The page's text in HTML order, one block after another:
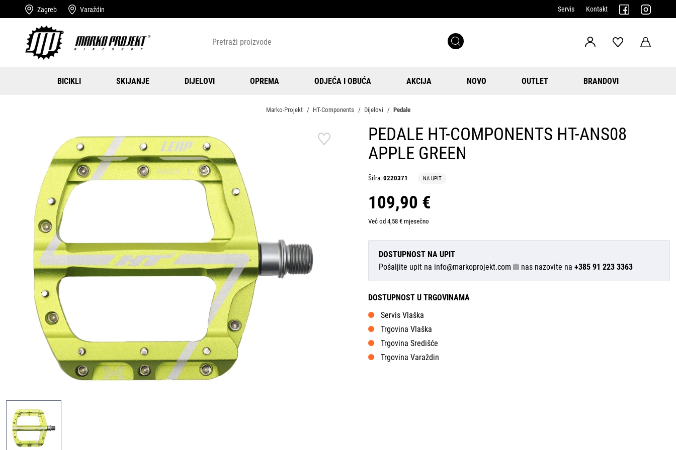
Zagreb Varaždin Servis Kontakt
BICIKLI SKIJANJE DIJELOVI OPREMA ODJEĆA I OBUĆA AKCIJA NOVO OUTLET BRANDOVI
Marko-Projekt HT-Components Dijelovi Pedale
PEDALE HT-COMPONENTS HT-ANS08
APPLE GREEN
Šifra: 0220371 NA UPIT
109,90 €
Već od 4,58 € mjesečno
DOSTUPNOST NA UPIT
Pošaljite upit na info@markoprojekt.com ili nas nazovite na +385 91 223 3363
DOSTUPNOST U TRGOVINAMA
Servis Vlaška
Trgovina Vlaška
Trgovina Središće
Trgovina Varaždin